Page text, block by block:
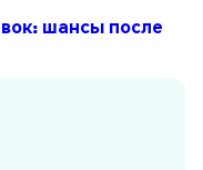
шансы после